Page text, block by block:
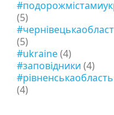
(5)
(5)
#ukraine(4)
#заповідники (4)
#рівненськаобласть
(4)